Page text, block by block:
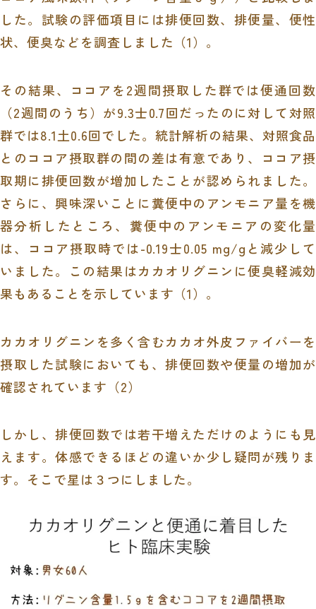
した。試験の評価項目には排便回数、排便量、便性
状、便臭などを調査しました（1）。
その結果、ココアを2週間摂取した群では便通回数
（2週間のうち）が9.3士0.7回だったのに対して対照
群では8.1土0.6回でした。統計解析の結果、対照食品
とのココア摂取群の間の差は有意であり、ココア摂
取期に排便回数が増加したことが認められました。
さらに、興味深いことに糞便中のアンモニア量を機
器分析したところ、糞便中のアンモニアの変化量
は、ココア摂取時では-0.19士0.05 mg/g と減少して
いました。この結果はカカオリグニンに便臭軽減効
果もあることを示しています（1）。
カカオリグニンを多く含むカカオ外皮ファイバーを
摂取した試験においても、排便回数や便量の増加が
確認されています（2）
しかし、排便回数では若干増えただけのようにも見
えます。体感できるほどの違いか少し疑問が残りま
す。そこで星は３つにしました。